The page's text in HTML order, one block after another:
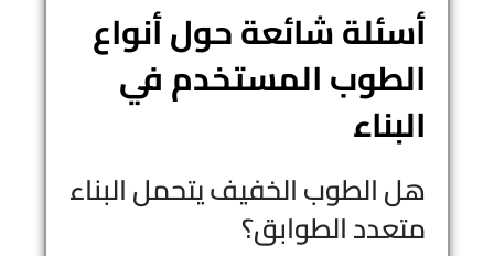
أسئلة شائعة حول أنواع
الطوب المستخدم في
البناء
هل الطوب الخفيف يتحمل البناء
متعدد الطوابق؟